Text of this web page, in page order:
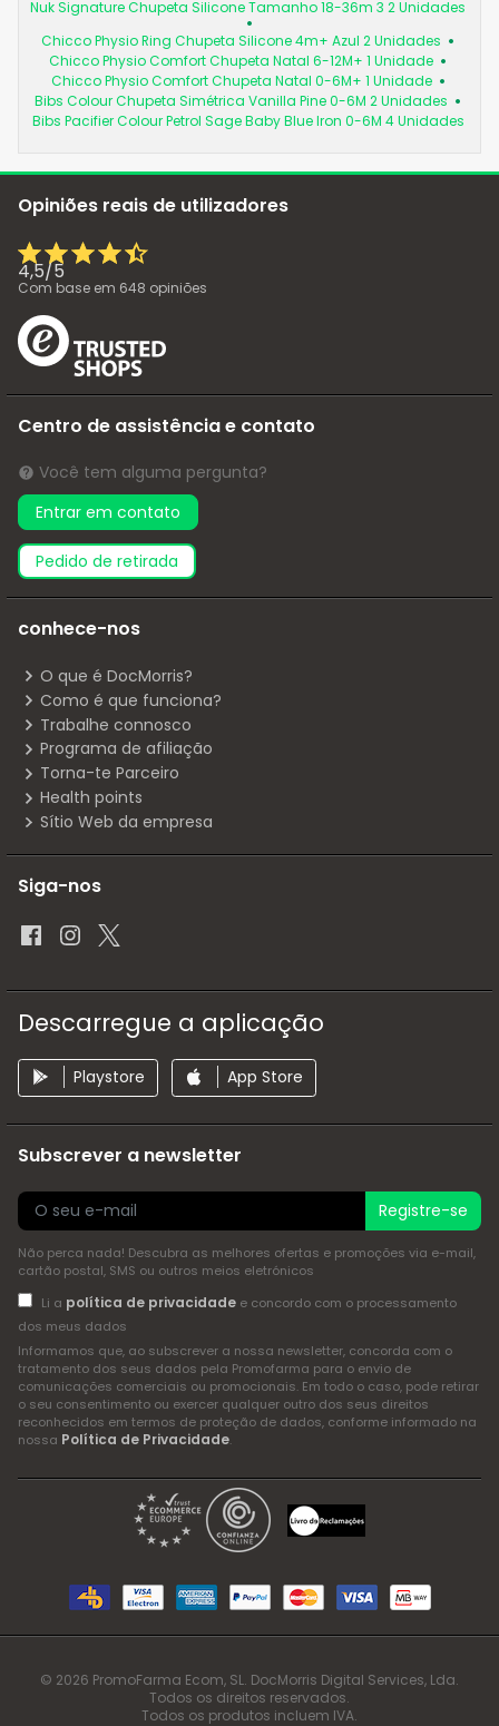
Nuk Signature Chupeta Silicone Tamanho 18-36m 3 2 Unidades
Chicco Physio Ring Chupeta Silicone 4m+ Azul 2 Unidades
Chicco Physio Comfort Chupeta Natal 6-12M+ 1 Unidade
Chicco Physio Comfort Chupeta Natal 0-6M+ 1 Unidade
Bibs Colour Chupeta Simétrica Vanilla Pine 0-6M 2 Unidades
Bibs Pacifier Colour Petrol Sage Baby Blue Iron 0-6M 4 Unidades
Opiniões reais de utilizadores
4,5/5
Com base em 648 opiniões
Centro de assistência e contato
Você tem alguma pergunta?
Entrar em contato
pedido de retirada
conhece-nos
O que é DocMorris?
Como é que funciona?
Trabalhe connosco
Programa de afiliação
Torna-te Parceiro
Health points
Sítio Web da empresa
Siga-nos
Descarregue a aplicação
Playstore App Store
Subscrever a newsletter
Registre-se
Não perca nada! Descubra as melhores ofertas e promoções via e-mail,
cartão postal, SMS ou outros meios eletrónicos
Li a política de privacidadee concordo com o processamento
dos meus dados
Informamos que, ao subscrever a nossa newsletter, concorda com o
tratamento dos seus dados pela Promofarma para o envio de
comunicações comerciais ou promocionais. Em todo o caso, pode retirar
o seu consentimento ou exercer qualquer outro dos seus direitos
reconhecidos em termos de proteção de dados, conforme informado na
nossa Política de Privacidade.
© 2026 PromoFarma Ecom, SL. DocMorris Digital Services, Lda.
Todos os direitos reservados.
Todos os produtos incluem IVA.